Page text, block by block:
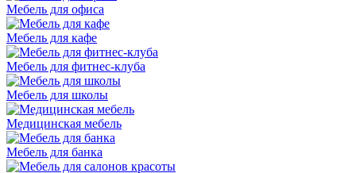
Мебель для офиса
Мебель для кафе
Мебель для фитнес-клуба
Мебель для школы
Медицинская мебель
Мебель для банка